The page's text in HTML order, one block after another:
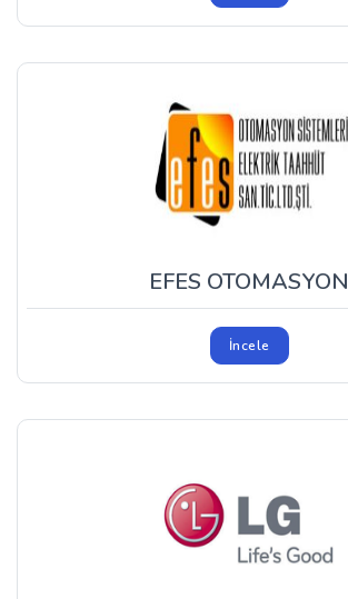
EFES OTOMASYON
İncele